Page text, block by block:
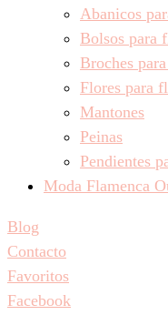
Abanicos
Bolsos para
Broches
Flores para
Mantones
Peinas
Pendientes
Moda Flamenca
Blog
Contacto
Favoritos
Facebook